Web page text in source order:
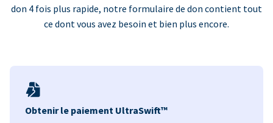
don 4 fois plus rapide, notre formulaire de don contient tout
ce dont vous avez besoin et bien plus encore.
Obtenir le paiement UltraSwift™